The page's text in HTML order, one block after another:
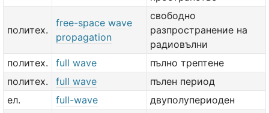
политех.
free-space wave
propagation
свободно
разпространение на
радиовълни
политех.
full wave
пълно трептене
политех.
full wave
пълен период
ел.
full-wave
двуполупериоден